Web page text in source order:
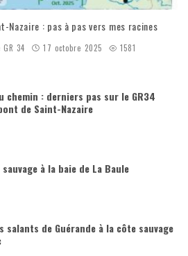
Nazaire : pas à pas vers mes racines
34 17 octobre 2025 1581
chemin : derniers pas sur le GR34
de Saint-Nazaire
à la baie de La Baule
salants de Guérande à la côte sauvage